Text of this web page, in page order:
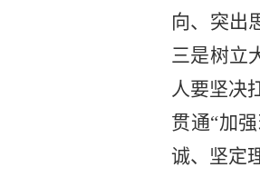
向、突出
三是树立
人要坚决
贯通“加
诚、坚定